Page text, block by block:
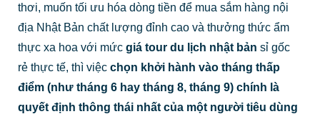
thơi, muốn tối ưu hóa dòng tiền để mua sắm hàng nội
địa Nhật Bản chất lượng đỉnh cao và thưởng thức ẩm
thực xa hoa với mức giá tour du lịch nhật bản sỉ gốc
rẻ thực tế, thì việc chọn khởi hành vào tháng thấp
điểm (như tháng 6 hay tháng 8, tháng 9) chính là
quyết định thông thái nhất của một người tiêu dùng